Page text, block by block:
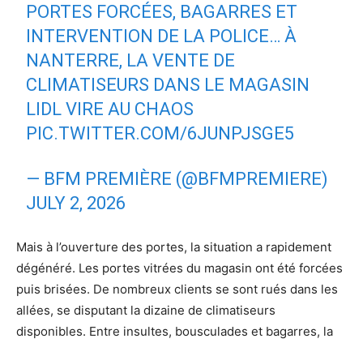
PORTES FORCÉES, BAGARRES ET
INTERVENTION DE LA POLICE… À
NANTERRE, LA VENTE DE
CLIMATISEURS DANS LE MAGASIN
LIDL VIRE AU CHAOS
PIC.TWITTER.COM/6JUNPJSGE5
— BFM PREMIÈRE (@BFMPREMIERE)
JULY 2, 2026
Mais à l’ouverture des portes, la situation a rapidement
dégénéré. Les portes vitrées du magasin ont été forcées
puis brisées. De nombreux clients se sont rués dans les
allées, se disputant la dizaine de climatiseurs
disponibles. Entre insultes, bousculades et bagarres, la